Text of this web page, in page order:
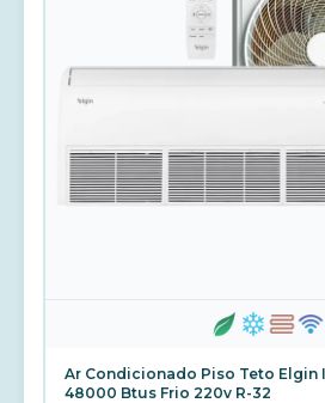
Ar Condicionado Piso Teto Elgin
48000 Btus Frio 220v R-32